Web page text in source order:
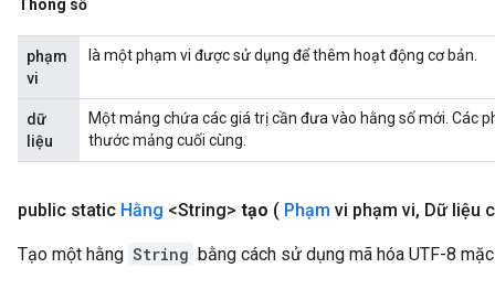
Thông số
phạm
vi
là một phạm vi được sử dụng để thêm hoạt động cơ bản.
dữ
liệu
Một mảng chứa các giá trị cần đưa vào hằng số mới. Các
thước mảng cuối cùng.
public static Hằng <String> tạo ( Phạm vi phạm vi, Dữ liệu
Tạo một hằng String bằng cách sử dụng mã hóa UTF-8